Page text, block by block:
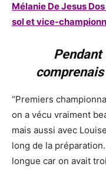
Mélanie De Jesus
sol et vice-
Pendant
comprenais
“Premiers
on a vécu vraiment
mais aussi avec
long de la
longue car on avait